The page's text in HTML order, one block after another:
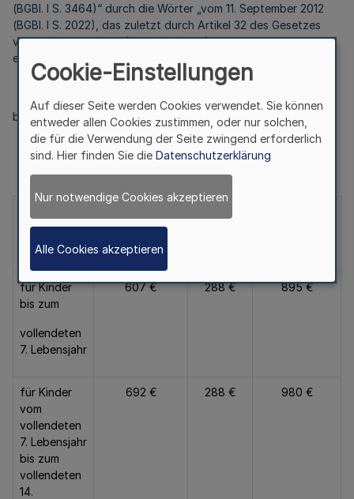
(BGBl. I S. 3464)“ durch die Wörter „vom 11. September 2012
(BGBl. I S. 2022), das zuletzt durch Artikel 32 des Gesetzes
vom 5. Oktober 2021 (BGBl. I S. 4607) geändert worden ist“
ersetzt.
b) Die Tabelle in Absatz 1 wird wie folgt gefasst:
für Kinder
bis zum
vollendeten
7. Lebensjahr
607 € 288 € 895 €
für Kinder
vom
vollendeten
7. Lebensjahr
bis zum
vollendeten
14.
692 € 288 € 980 €
Cookie-Einstellungen
Auf dieser Seite werden Cookies verwendet. Sie können
entweder allen Cookies zustimmen, oder nur solchen,
die für die Verwendung der Seite zwingend erforderlich
sind. Hier finden Sie die Datenschutzerklärung
Nur notwendige Cookies akzeptieren
Alle Cookies akzeptieren